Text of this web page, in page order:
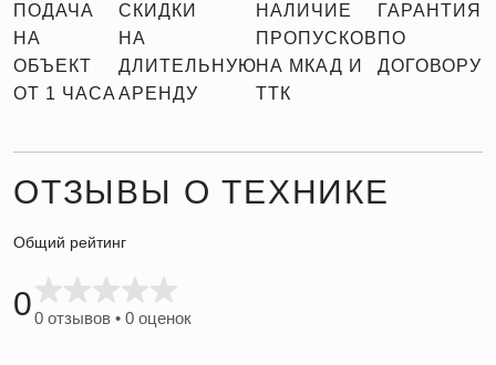
ПОДАЧА
НА
ОБЪЕКТ
ОТ 1 ЧАСА
СКИДКИ
НА
ДЛИТЕЛЬНУЮ
АРЕНДУ
НАЛИЧИЕ
ПРОПУСКОВ
НА МКАД И
ТТК
ГАРАНТИЯ
ПО
ДОГОВОРУ
ОТЗЫВЫ О ТЕХНИКЕ
Общий рейтинг
00 отзывов • 0 оценок